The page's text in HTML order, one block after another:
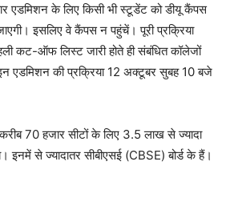
एडमिशन के लिए किसी भी स्टूडेंट को डीयू कैंपस
इसलिए वे कैंपस न पहुंचें। पूरी प्रक्रिया
कट-ऑफ लिस्ट जारी होते ही संबंधित कॉलेजों
एडमिशन की प्रक्रिया 12 अक्टूबर सुबह 10 बजे
करीब 70 हजार सीटों के लिए 3.5 लाख से ज्यादा
इनमें से ज्यादातर सीबीएसई (CBSE) बोर्ड के हैं।